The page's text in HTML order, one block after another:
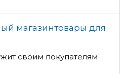
магазинтовары для
своим покупателям